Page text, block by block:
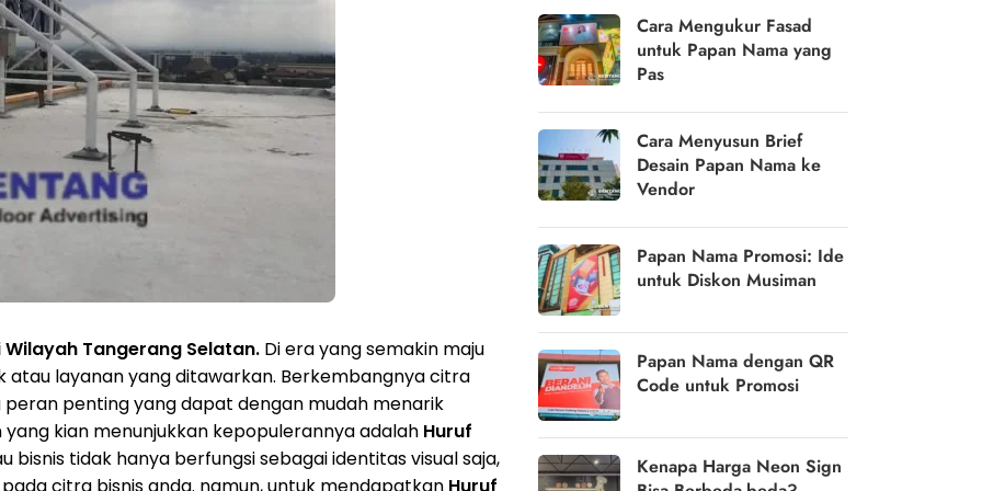
Tangerang Selatan. Di era yang semakin maju
atau layanan yang ditawarkan. Berkembangnya citra
penting yang dapat dengan mudah menarik
kian menunjukkan kepopulerannya adalah Huruf
bisnis tidak hanya berfungsi sebagai identitas visual saja,
citra bisnis anda. namun, untuk mendapatkan Huruf
Cara Mengukur Fasad
untuk Papan Nama yang
Pas
Cara Menyusun Brief
Desain Papan Nama ke
Vendor
Papan Nama Promosi: Ide
untuk Diskon Musiman
Papan Nama dengan QR
Code untuk Promosi
Kenapa Harga Neon Sign